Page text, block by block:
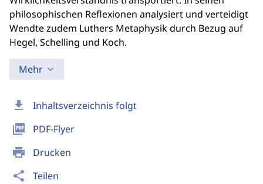
download Inhaltsverzeichnis folgt
picture_as_pdf PDF-Flyer
print Drucken
share Teilen
philosophischen Reflexionen analysiert und verteidigt
Wendte zudem Luthers Metaphysik durch Bezug auf
Hegel, Schelling und Koch.
Mehr